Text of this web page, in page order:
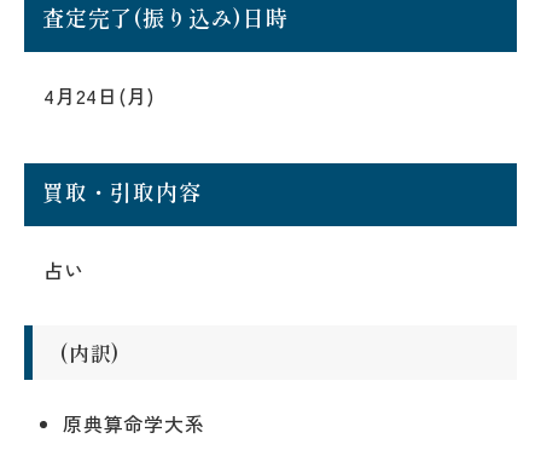
査定完了(振り込み)日時
4月24日(月)
買取・引取内容
占い
(内訳)
原典算命学大系